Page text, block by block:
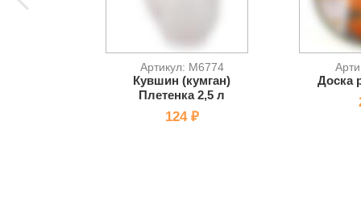
Артикул: M6774
Кувшин (кумган)
Плетенка 2,5 л
124 ₽
Доска